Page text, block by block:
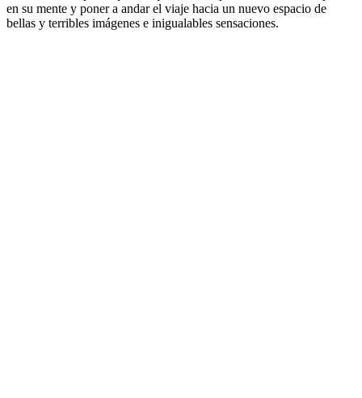
en su mente y poner a andar el viaje hacia un nuevo espacio de
bellas y terribles imágenes e inigualables sensaciones.